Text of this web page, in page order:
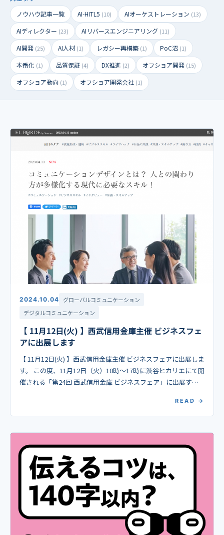
ノウハウ記事一覧 AI-HITL5 (10) AIオーケストレーション (13)
AIディレクター (23) AIリバースエンジニアリング (11)
AI開発 (25) AI人材(1) レガシー再構築 (1) PoC沼 (1)
本番化 (1) 品質保証 (4) DX推進 (2) オフショア開発 (15)
オフショア動向 (1) オフショア開発会社 (1)
2024.10.04
グローバルコミュニケーション
デジタルコミュニケーション
【 11月12日(火) 】西武信用金庫主催 ビジネスフェ
アに出展します
【 11月12日(火) 】西武信用金庫主催 ビジネスフェアに出展しま
す。 この度、11月12日（火）10時～17時に渋谷ヒカリエにて開
催される「第24回 西武信用金庫 ビジネスフェア」に出展する
READ →